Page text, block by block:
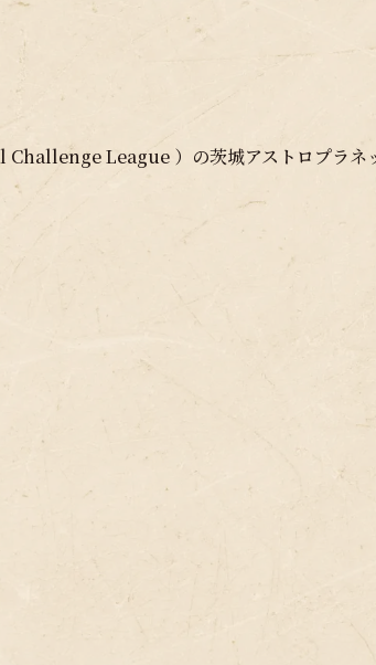
Challenge League ）の茨城アストロプラネ